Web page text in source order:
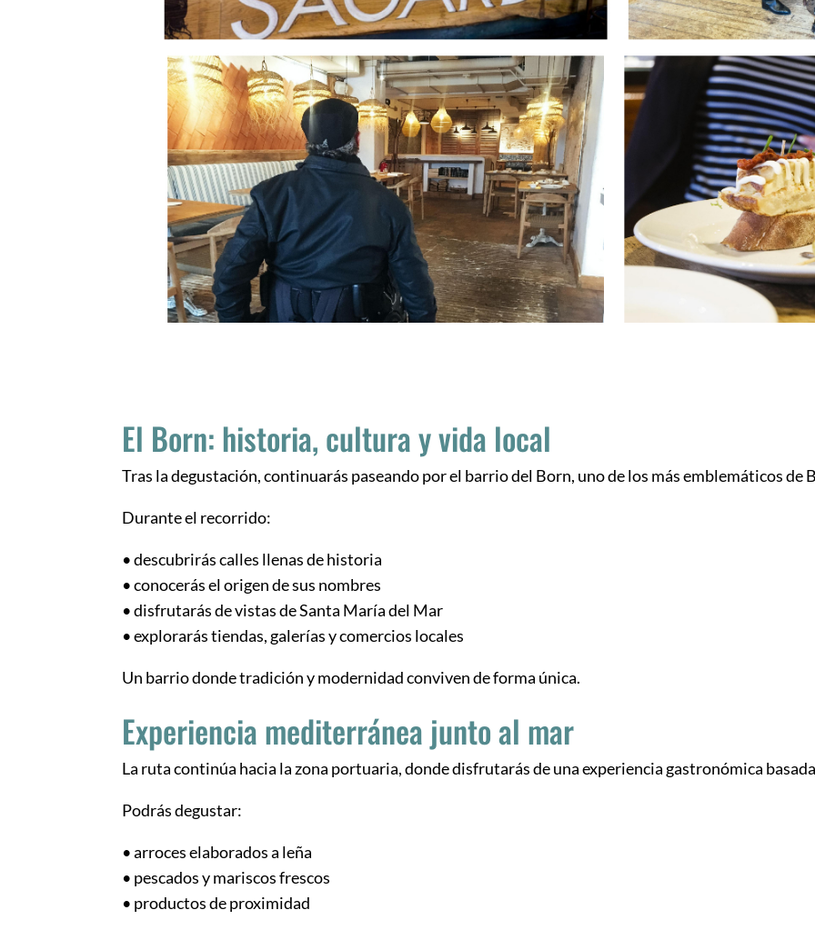
El Born: historia, cultura y vida local
Tras la degustación, continuarás paseando por el barrio del Born, uno de los más emblemáticos de
Durante el recorrido:
• descubrirás calles llenas de historia
• conocerás el origen de sus nombres
• disfrutarás de vistas de Santa María del Mar
• explorarás tiendas, galerías y comercios locales
Un barrio donde tradición y modernidad conviven de forma única.
Experiencia mediterránea junto al mar
La ruta continúa hacia la zona portuaria, donde disfrutarás de una experiencia gastronómica
Podrás degustar:
• arroces elaborados a leña
• pescados y mariscos frescos
• productos de proximidad